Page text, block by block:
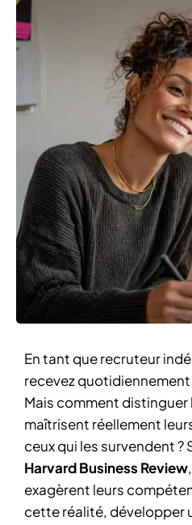
En tant que recruteur
recevez quotidiennement
Mais comment
maîtrisent réellement
ceux qui les survendent ?
Harvard Business Review
exagèrent leurs
cette réalité, développer